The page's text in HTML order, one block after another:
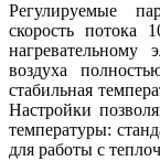
Регулируемые
скорость
воздуха
стабильная
Настройки
температуры:
для работы с